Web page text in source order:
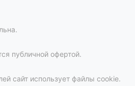
публичной офертой.
сайт использует файлы cookie.